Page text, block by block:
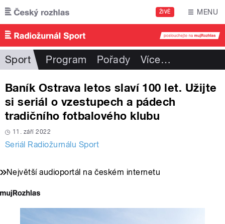
Přejít k hlavnímu obsahu
ŽIVĚ MENU
Sport Program Pořady Více…
Baník Ostrava letos slaví 100 let. Užijte
si seriál o vzestupech a pádech
tradičního fotbalového klubu
11. září 2022
Seriál Radiožurnálu Sport
Největší audioportál na českém internetu